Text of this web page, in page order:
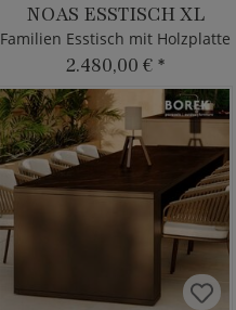
NOAS ESSTISCH XL
Familien Esstisch mit Holzplatte
2.480,00 € *